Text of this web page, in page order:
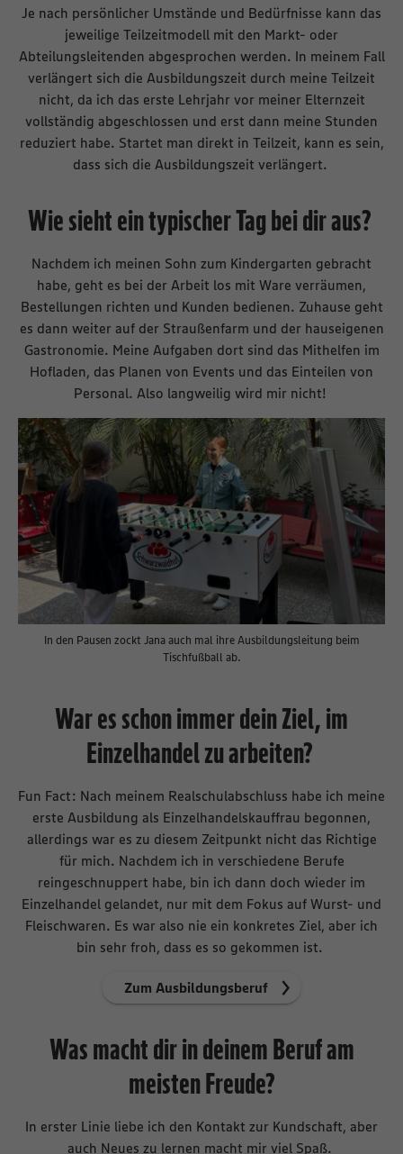
Je nach persönlicher Umstände und Bedürfnisse kann das
jeweilige Teilzeitmodell mit den Markt- oder
Abteilungsleitenden abgesprochen werden. In meinem Fall
verlängert sich die Ausbildungszeit durch meine Teilzeit
nicht, da ich das erste Lehrjahr vor meiner Elternzeit
vollständig abgeschlossen und erst dann meine Stunden
reduziert habe. Startet man direkt in Teilzeit, kann es sein,
dass sich die Ausbildungszeit verlängert.
Wie sieht ein typischer Tag bei dir aus?
Nachdem ich meinen Sohn zum Kindergarten gebracht
habe, geht es bei der Arbeit los mit Ware verräumen,
Bestellungen richten und Kunden bedienen. Zuhause geht
es dann weiter auf der Straußenfarm und der hauseigenen
Gastronomie. Meine Aufgaben dort sind das Mithelfen im
Hofladen, das Planen von Events und das Einteilen von
Personal. Also langweilig wird mir nicht!
In den Pausen zockt Jana auch mal ihre Ausbildungsleitung beim
Tischfußball ab.
War es schon immer dein Ziel, im
Einzelhandel zu arbeiten?
Fun Fact: Nach meinem Realschulabschluss habe ich meine
erste Ausbildung als Einzelhandelskauffrau begonnen,
allerdings war es zu diesem Zeitpunkt nicht das Richtige
für mich. Nachdem ich in verschiedene Berufe
reingeschnuppert habe, bin ich dann doch wieder im
Einzelhandel gelandet, nur mit dem Fokus auf Wurst- und
Fleischwaren. Es war also nie ein konkretes Ziel, aber ich
bin sehr froh, dass es so gekommen ist.
Zum Ausbildungsberuf
Was macht dir in deinem Beruf am
meisten Freude?
In erster Linie liebe ich den Kontakt zur Kundschaft, aber
auch Neues zu lernen macht mir viel Spaß.